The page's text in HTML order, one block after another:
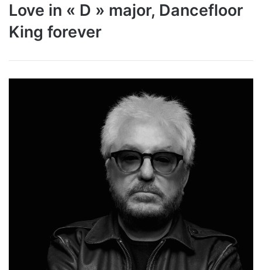
Love in « D » major, Dancefloor
King forever